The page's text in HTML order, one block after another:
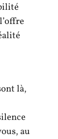
là,
au